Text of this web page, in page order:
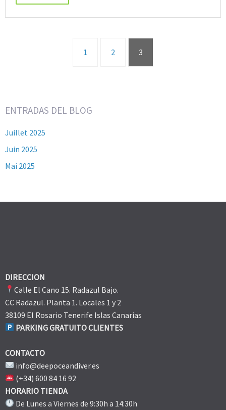
1 2 3
ENTRADAS DEL BLOG
Juillet 2025
Juin 2025
Mai 2025
DIRECCION
Calle El Cano 15. Radazul Bajo.
CC Radazul. Planta 1. Locales 1 y 2
38109 El Rosario Tenerife Islas Canarias
PARKING GRATUITO CLIENTES
CONTACTO
info@deepoceandiver.es
(+34) 600 84 16 92
HORARIO TIENDA
De Lunes a Viernes de 9:30h a 14:30h